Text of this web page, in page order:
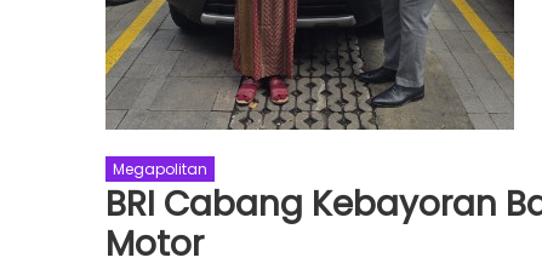
Megapolitan
BRI Cabang Kebayoran
Motor